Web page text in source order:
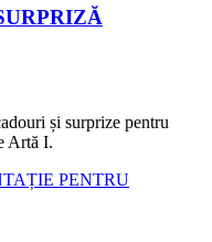
și surprize pentru
Artă I.